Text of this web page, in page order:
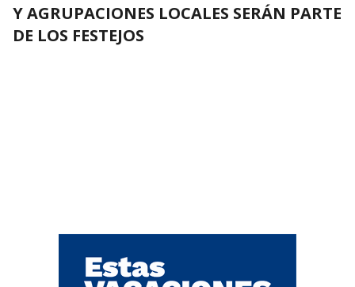
Y AGRUPACIONES LOCALES SERÁN PARTE
DE LOS FESTEJOS